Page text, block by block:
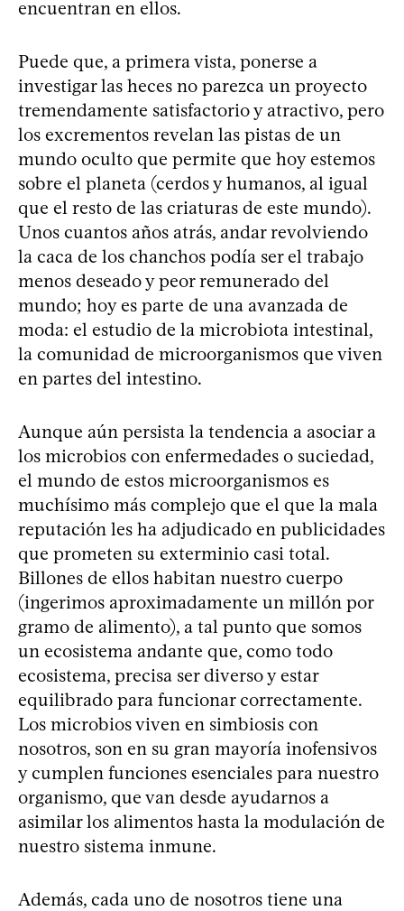
encuentran en ellos.
Puede que, a primera vista, ponerse a
investigar las heces no parezca un proyecto
tremendamente satisfactorio y atractivo, pero
los excrementos revelan las pistas de un
mundo oculto que permite que hoy estemos
sobre el planeta (cerdos y humanos, al igual
que el resto de las criaturas de este mundo).
Unos cuantos años atrás, andar revolviendo
la caca de los chanchos podía ser el trabajo
menos deseado y peor remunerado del
mundo; hoy es parte de una avanzada de
moda: el estudio de la microbiota intestinal,
la comunidad de microorganismos que viven
en partes del intestino.
Aunque aún persista la tendencia a asociar a
los microbios con enfermedades o suciedad,
el mundo de estos microorganismos es
muchísimo más complejo que el que la mala
reputación les ha adjudicado en publicidades
que prometen su exterminio casi total.
Billones de ellos habitan nuestro cuerpo
(ingerimos aproximadamente un millón por
gramo de alimento), a tal punto que somos
un ecosistema andante que, como todo
ecosistema, precisa ser diverso y estar
equilibrado para funcionar correctamente.
Los microbios viven en simbiosis con
nosotros, son en su gran mayoría inofensivos
y cumplen funciones esenciales para nuestro
organismo, que van desde ayudarnos a
asimilar los alimentos hasta la modulación de
nuestro sistema inmune.
Además, cada uno de nosotros tiene una